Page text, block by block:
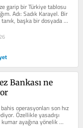
garip bir Türkiye tablosu
Adı: Sadık Karayel. Bir
başka bir dosyada
yer alıyor....
Bankası ne
bahis operasyonları son hız
Özellikle yasadışı
ayağına yönelik